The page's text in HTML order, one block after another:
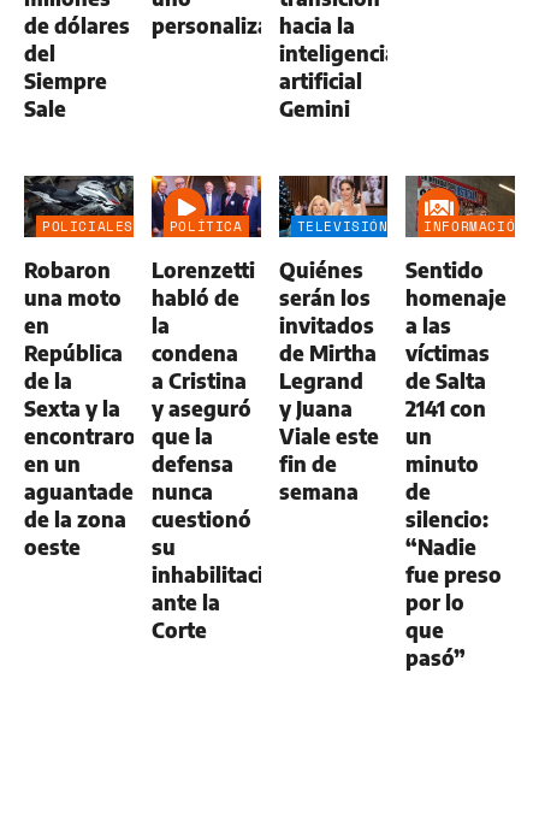
de dólares
del
Siempre
Sale
personalizadohacia la
inteligencia
artificial
Gemini
POLICIALES
Robaron
una moto
en
República
de la
Sexta y la
encontraron
en un
aguantadero
de la zona
oeste
POLÍTICA
Lorenzetti
habló de
la
condena
a Cristina
y aseguró
que la
defensa
nunca
cuestionó
su
inhabilitación
ante la
Corte
TELEVISIÓN
Quiénes
serán los
invitados
de Mirtha
Legrand
y Juana
Viale este
fin de
semana
INFORMACIÓN
Sentido
homenaje
a las
víctimas
de Salta
2141 con
un
minuto
de
silencio:
“Nadie
fue preso
por lo
que
pasó”